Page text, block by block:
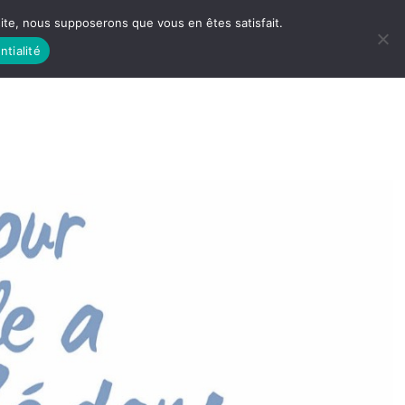
LIFE
nous supposerons que vous en êtes satisfait.